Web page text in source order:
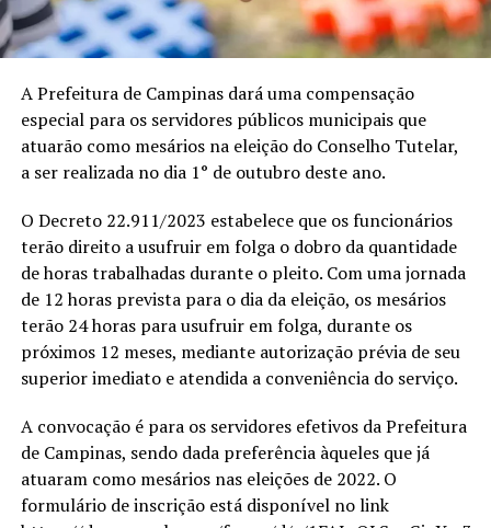
A Prefeitura de Campinas dará uma compensação
especial para os servidores públicos municipais que
atuarão como mesários na eleição do Conselho Tutelar,
a ser realizada no dia 1° de outubro deste ano.
O Decreto 22.911/2023 estabelece que os funcionários
terão direito a usufruir em folga o dobro da quantidade
de horas trabalhadas durante o pleito. Com uma jornada
de 12 horas prevista para o dia da eleição, os mesários
terão 24 horas para usufruir em folga, durante os
próximos 12 meses, mediante autorização prévia de seu
superior imediato e atendida a conveniência do serviço.
A convocação é para os servidores efetivos da Prefeitura
de Campinas, sendo dada preferência àqueles que já
atuaram como mesários nas eleições de 2022. O
formulário de inscrição está disponível no link